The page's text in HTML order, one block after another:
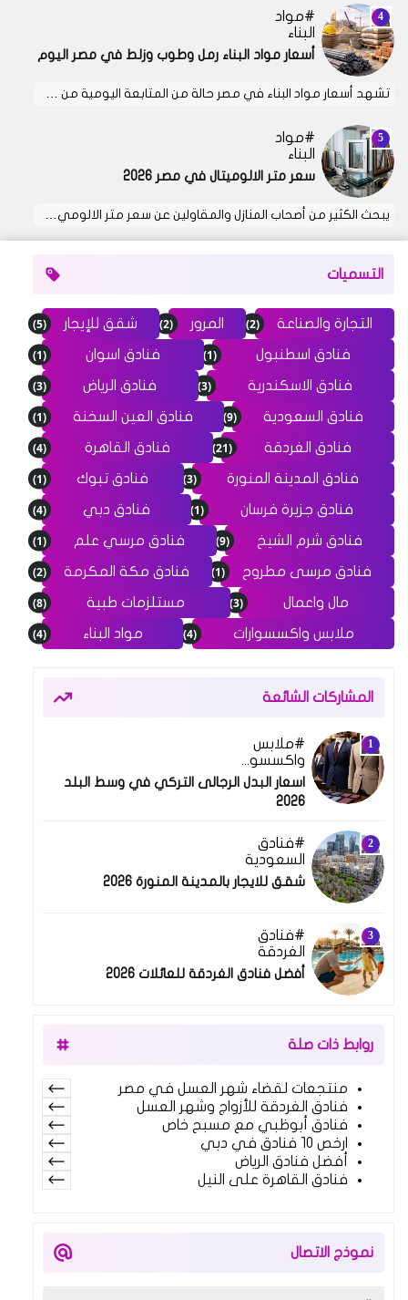
مواد
البناء
أسعار مواد البناء رمل وطوب وزلط في مصر اليوم
تشهد أسعار مواد البناء في مصر حالة من المتابعة اليومية من …
مواد
البناء
سعر متر الالوميتال في مصر 2026
يبحث الكثير من أصحاب المنازل والمقاولين عن سعر متر الالومي…
التسميات
التجارة والصناعة (2) المرور (2) شقق للإيجار (5)
فنادق اسطنبول (1) فنادق اسوان (1)
فنادق الاسكندرية (3) فنادق الرياض (3)
فنادق السعودية (9) فنادق العين السخنة (1)
فنادق الغردقة (21) فنادق القاهرة (4)
فنادق المدينة المنورة (3) فنادق تبوك (1)
فنادق جزيرة فرسان (1) فنادق دبي (4)
فنادق شرم الشيخ (9) فنادق مرسي علم (1)
فنادق مرسى مطروح (1) فنادق مكة المكرمة (2)
مال واعمال (3) مستلزمات طبية (8)
ملابس واكسسوارات (4) مواد البناء (4)
المشاركات الشائعة
ملابس
واكسسوارات
اسعار البدل الرجالى التركي في وسط البلد
2026
فنادق
السعودية
شقق للايجار بالمدينة المنورة 2026
فنادق
الغردقة
أفضل فنادق الغردقة للعائلات 2026
روابط ذات صلة
منتجعات لقضاء شهر العسل في مصر
فنادق الغردقة للأزواج وشهر العسل
فنادق أبوظبي مع مسبح خاص
ارخص 10 فنادق في دبي
أفضل فنادق الرياض
فنادق القاهرة على النيل
نموذج الاتصال